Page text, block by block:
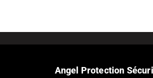
Angel Protection